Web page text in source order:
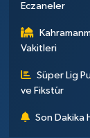
Eczaneler
Vakitleri
Süper Lig
ve Fikstür
Son Dakika